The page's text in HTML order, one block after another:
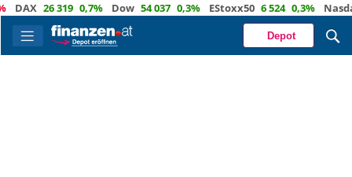
26 319 0,7% Dow 54 037 0,3% EStoxx50 6 524 0,3% Nasdaq
Depot